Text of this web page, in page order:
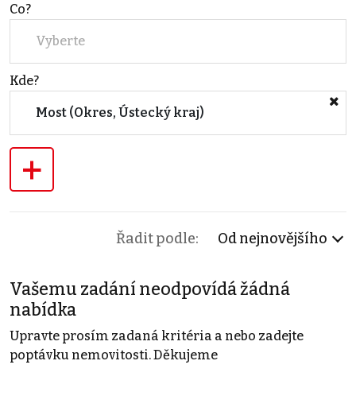
Co?
Vyberte
Kde?
Most (Okres, Ústecký kraj)
+
Řadit podle: Od nejnovějšího
Vašemu zadání neodpovídá žádná
nabídka
Upravte prosím zadaná kritéria a nebo zadejte
poptávku nemovitosti. Děkujeme